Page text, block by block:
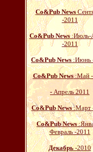
Со&Pub News
-2011
Со&Pub News:Июль-
-2011
Со&Pub News:Июнь
Со&Pub News:Май -
- Апрель 2011
Со&Pub News:Март
Со&Pub News
Февраль -2011
Декабрь-2010